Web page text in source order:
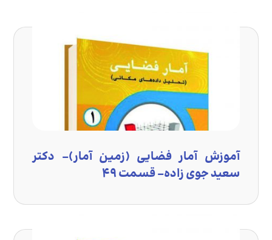
آموزش آمار فضایی (زمین آمار)- دکتر
سعید جوی زاده- قسمت ۴۹